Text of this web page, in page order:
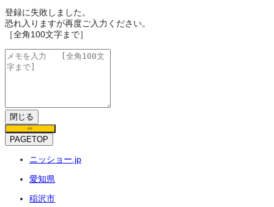
登録に失敗しました。
恐れ入りますが再度ご入力ください。
［全角100文字まで］
閉じる
保存
PAGETOP
ニッショー.jp
愛知県
稲沢市